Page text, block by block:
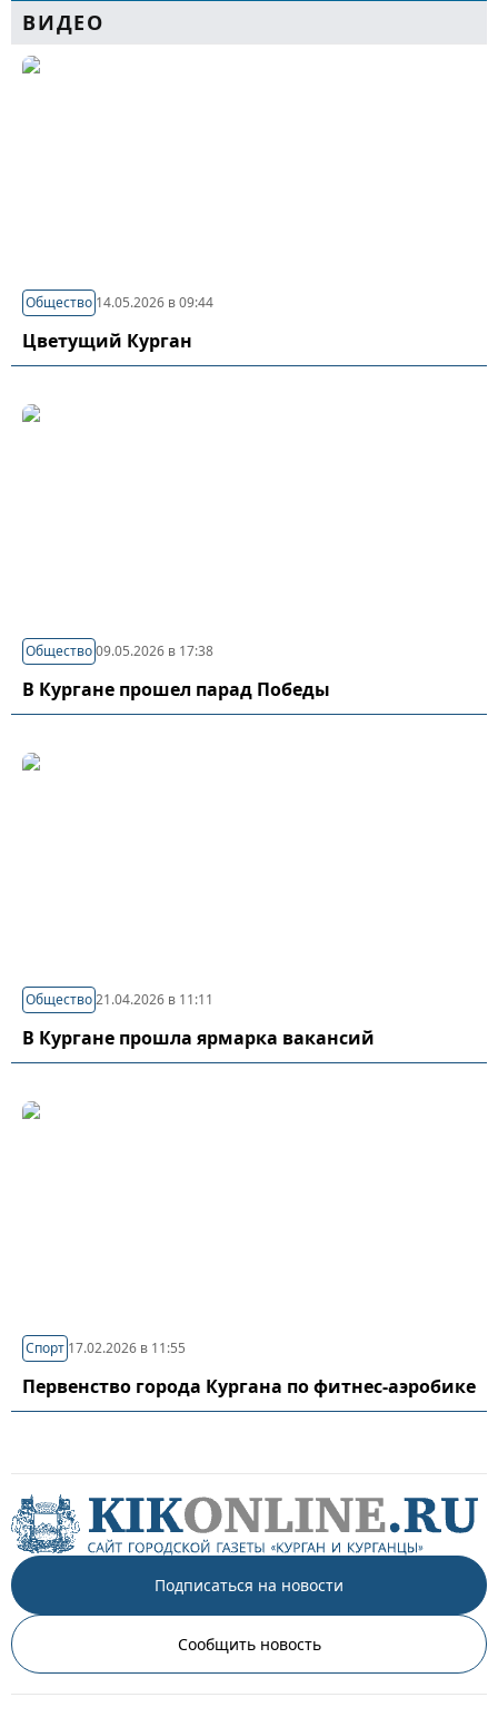
ВИДЕО
Общество 14.05.2026 в 09:44
Цветущий Курган
Общество09.05.2026 в 17:38
В Кургане прошел парад Победы
Общество21.04.2026 в 11:11
В Кургане прошла ярмарка вакансий
Спорт 17.02.2026 в 11:55
Первенство города Кургана по фитнес-аэробике
Подписаться на новости
Сообщить новость